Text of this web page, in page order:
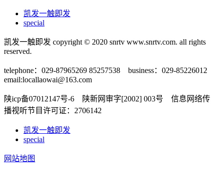
凯发一触即发
special
凯发一触即发 copyright © 2020 snrtv www.snrtv.com. all rights
reserved.
telephone：029-87965269 85257538 business：029-85226012
email:locallaowai@163.com
陕icp备07012147号-6 陕新网审字[2002] 003号 信息网络传
播视听节目许可证：2706142
凯发一触即发
special
网站地图